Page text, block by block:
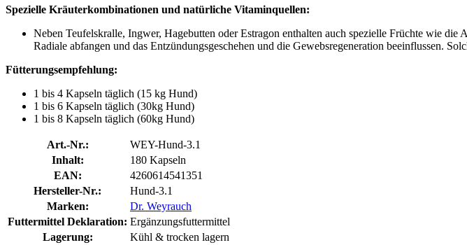
Spezielle Kräuterkombinationen und natürliche Vitaminquellen:
Neben Teufelskralle, Ingwer, Hagebutten oder Estragon enthalten auch spezielle Früchte wie
Radiale abfangen und das Entzündungsgeschehen und die Gewebsregeneration beeinflussen.
Fütterungsempfehlung:
1 bis 4 Kapseln täglich (15 kg Hund)
1 bis 6 Kapseln täglich (30kg Hund)
1 bis 8 Kapseln täglich (60kg Hund)
Art.-Nr.:
WEY-Hund-3.1
Inhalt:
180 Kapseln
EAN:
4260614541351
Hersteller-Nr.:
Hund-3.1
Marken:
Dr. Weyrauch
Futtermittel Deklaration: Ergänzungsfuttermittel
Lagerung:
Kühl & trocken lagern